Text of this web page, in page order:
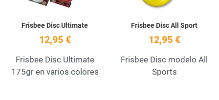
Frisbee Disc Ultimate
12,95 €
Frisbee Disc Ultimate
175gr en varios colores
Frisbee Disc All Sport
12,95 €
Frisbee Disc modelo All
Sports